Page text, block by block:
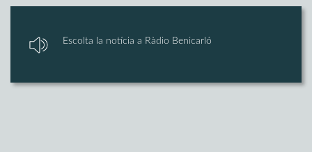
Escolta la notícia a Ràdio Benicarló